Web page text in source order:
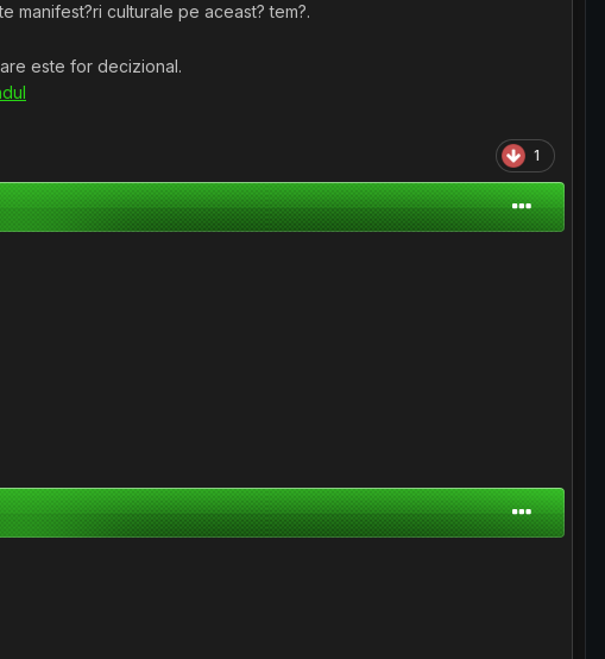
manifest?ri culturale pe aceast? tem?.
este for decizional.
1